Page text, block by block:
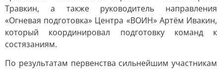
Травкин, а также руководитель направления
«Огневая подготовка» Центра «ВОИН» Артём Ивакин,
который координировал подготовку команд к
состязаниям.
По результатам первенства сильнейшим участникам